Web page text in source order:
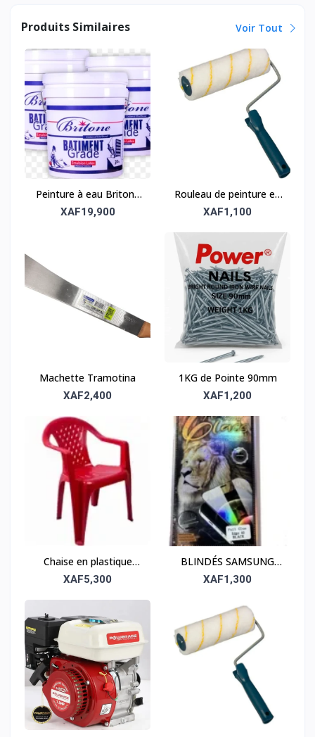
Produits Similaires Voir Tout
Peinture à eau Britone
30kg – Durable et facile
XAF19,900
Rouleau de peinture en
polyamide – Durable et
XAF1,100
Machette Tramotina
XAF2,400
1KG de Pointe 90mm
XAF1,200
Chaise en plastique
robuste
XAF5,300
BLINDÉS SAMSUNG
NOTE10 PLUS
XAF1,300